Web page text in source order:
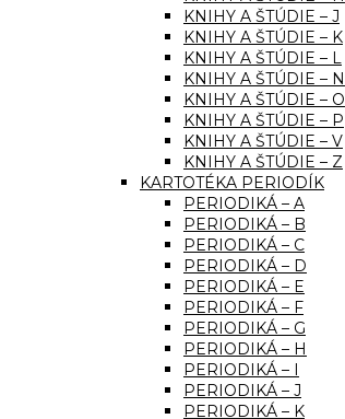
KNIHY A ŠTÚDIE – J
KNIHY A ŠTÚDIE – K
KNIHY A ŠTÚDIE – L
KNIHY A ŠTÚDIE – N
KNIHY A ŠTÚDIE – O
KNIHY A ŠTÚDIE – P
KNIHY A ŠTÚDIE – V
KNIHY A ŠTÚDIE – Z
KARTOTÉKA PERIODÍK
PERIODIKÁ – A
PERIODIKÁ – B
PERIODIKÁ – C
PERIODIKÁ – D
PERIODIKÁ – E
PERIODIKÁ – F
PERIODIKÁ – G
PERIODIKÁ – H
PERIODIKÁ – I
PERIODIKÁ – J
PERIODIKÁ – K